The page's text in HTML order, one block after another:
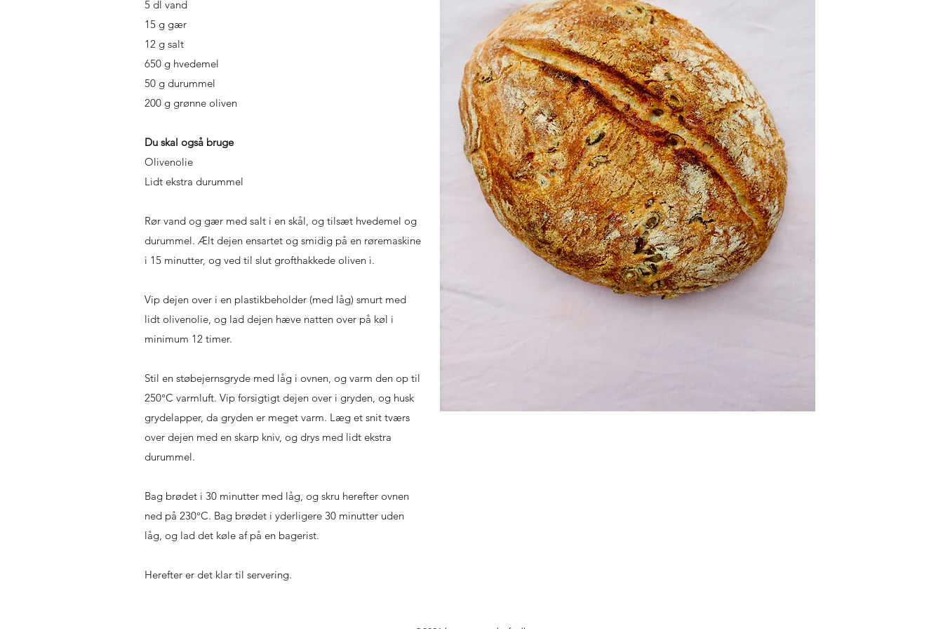
5 dl vand
15 g gær
12 g salt
650 g hvedemel
50 g durummel
200 g grønne oliven
Du skal også bruge
Olivenolie
Lidt ekstra durummel
Rør vand og gær med salt i en skål, og tilsæt hvedemel og
durummel. Ælt dejen ensartet og smidig på en røremaskine
i 15 minutter, og ved til slut grofthakkede oliven i.
Vip dejen over i en plastikbeholder (med låg) smurt med
lidt olivenolie, og lad dejen hæve natten over på køl i
minimum 12 timer.
Stil en støbejernsgryde med låg i ovnen, og varm den op til
250°C varmluft. Vip forsigtigt dejen over i gryden, og husk
grydelapper, da gryden er meget varm. Læg et snit tværs
over dejen med en skarp kniv, og drys med lidt ekstra
durummel.
Bag brødet i 30 minutter med låg, og skru herefter ovnen
ned på 230°C. Bag brødet i yderligere 30 minutter uden
låg, og lad det køle af på en bagerist.
Herefter er det klar til servering.